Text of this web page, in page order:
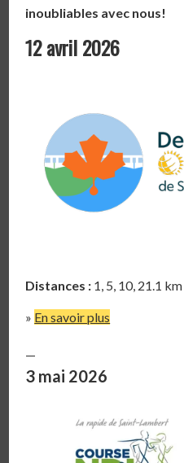
inoubliables avec nous!
12 avril 2026
Distances : 1, 5, 10, 21.1 km
» En savoir plus
—
3 mai 2026